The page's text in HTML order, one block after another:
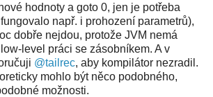
hodnoty a goto 0, jen je potřeba
např. i prohození parametrů),
dobře nejdou, protože JVM nemá
level práci se zásobníkem. A v
@tailrec, aby kompilátor nezradil.
mohlo být něco podobného,
možnosti.